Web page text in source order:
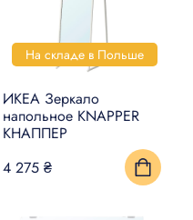
На складе в Польше
ИКЕА Зеркало
напольное KNAPPER
КНАППЕР
4 275 ₴